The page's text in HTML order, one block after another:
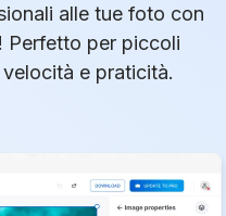
alle tue foto con
Perfetto per piccoli
e praticità.